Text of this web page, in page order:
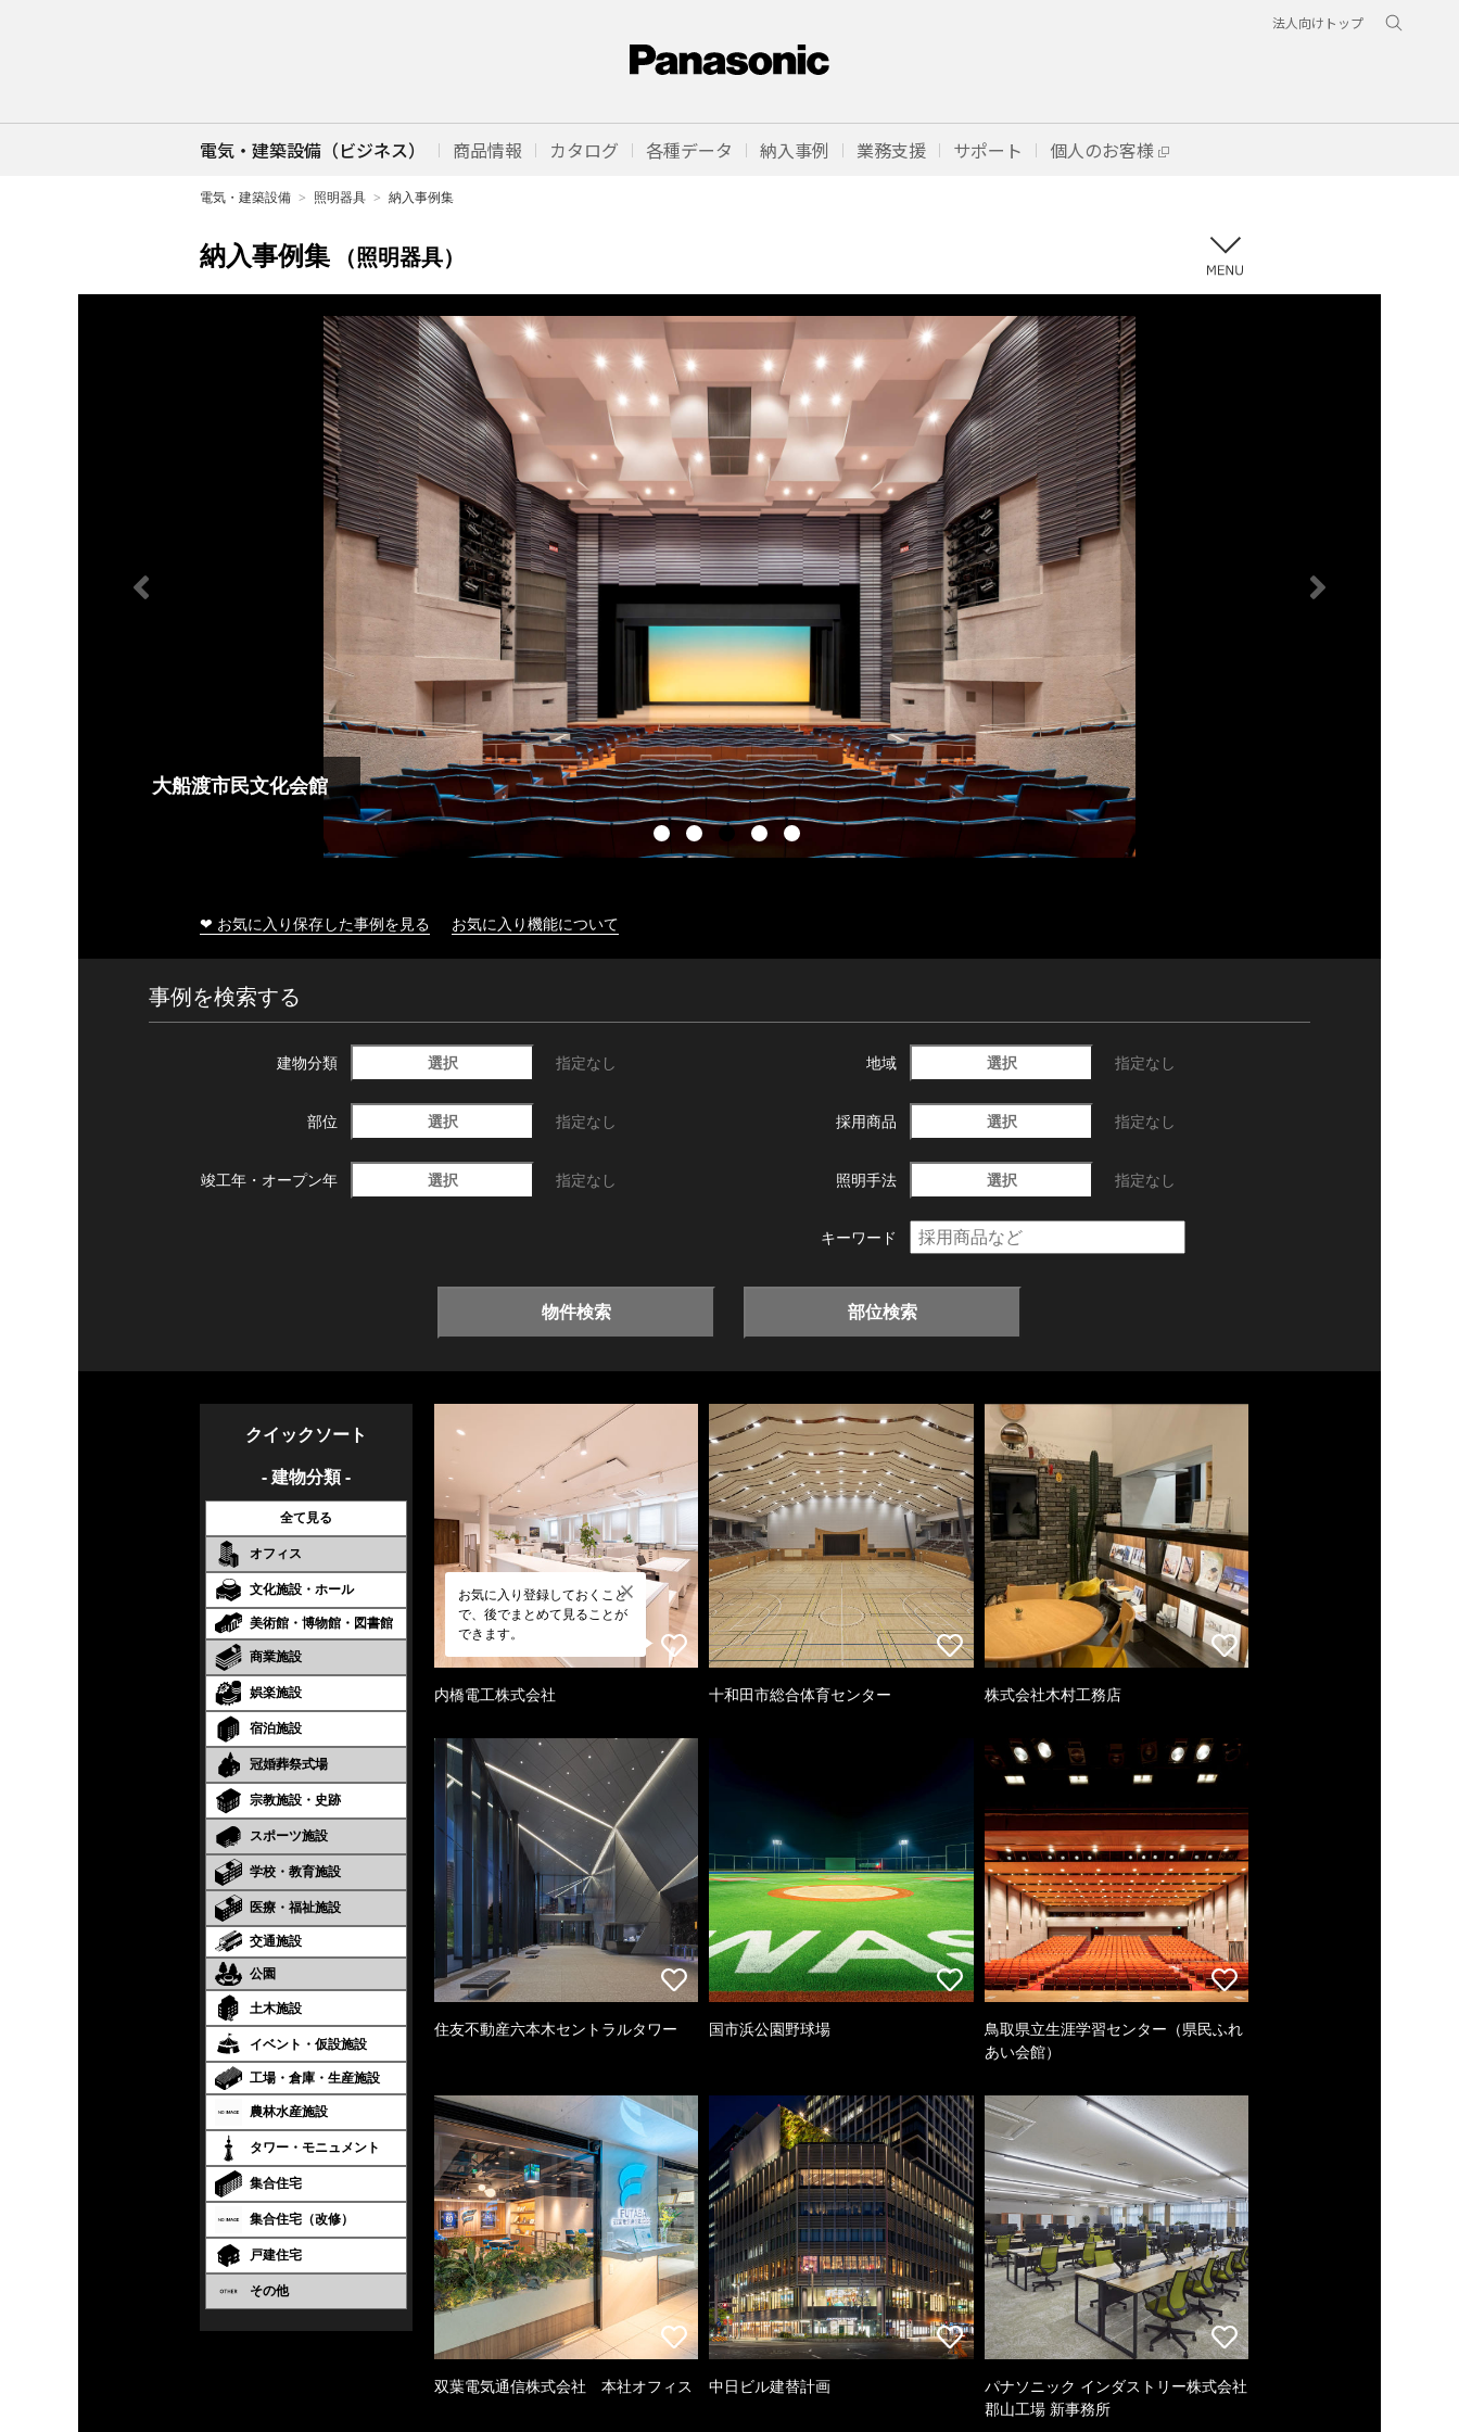
法人向けトップ
電気・建築設備（ビジネス） 商品情報 カタログ 各種データ 納入事例 業務支援 サポート 個人のお客様
電気・建築設備 照明器具 納入事例集
納入事例集 （照明器具）
大船渡市民文化会館
❤ お気に入り保存した事例を見る お気に入り機能について
事例を検索する
建物分類 選択 指定なし 地域 選択 指定なし
部位 選択 指定なし 採用商品 選択 指定なし
竣工年・ オープン年 選択 指定なし 照明手法 選択 指定なし
キーワード
物件検索 部位検索
クイックソート
- 建物分類 -
全て見る
オフィス
文化施設・ホール
美術館・博物館・図書館
商業施設
娯楽施設
宿泊施設
冠婚葬祭式場
宗教施設・史跡
スポーツ施設
学校・教育施設
医療・福祉施設
交通施設
公園
土木施設
イベント・仮設施設
工場・倉庫・生産施設
農林水産施設
タワー・モニュメント
集合住宅
集合住宅（改修）
戸建住宅
その他
お気に入り登録しておくこと
で、後でまとめて見ることが
できます。
内橋電工株式会社 十和田市総合体育センター 株式会社木村工務店
住友不動産六本木セントラルタワー 国市浜公園野球場
鳥取県立生涯学習センター（県民ふれ
あい会館）
双葉電気通信株式会社 本社オフィス 中日ビル建替計画
パナソニック インダストリー株式会社
郡山工場 新事務所